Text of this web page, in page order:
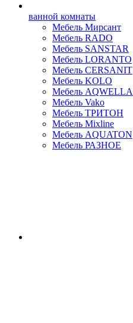
ванной комнаты
Мебель Мирсант
Мебель RADO
Мебель SANSTAR
Мебель LORANTO
Мебель CERSANIT
Мебель KOLO
Мебель AQWELLA
Мебель Vako
Мебель ТРИТОН
Мебель Mixline
Мебель AQUATON
Мебель РАЗНОЕ